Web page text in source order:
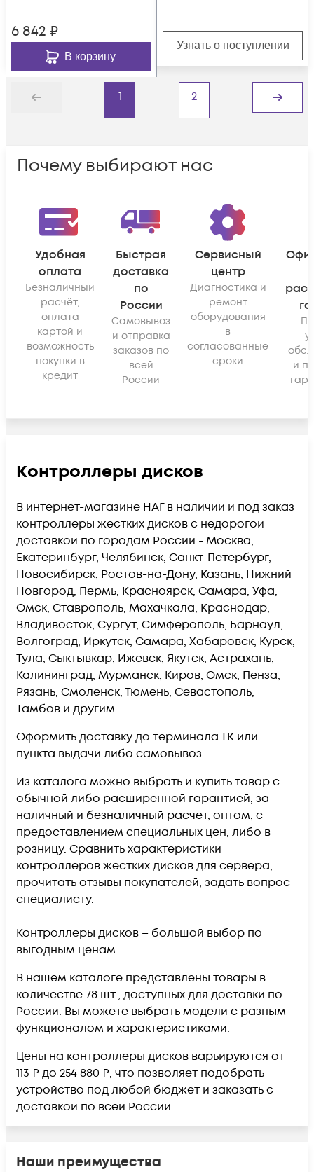
6 842 ₽
В корзину
Узнать о поступлении
Назад
1 2
Дальше
Почему выбирают нас
Удобная
оплата
Безналичный
расчёт,
оплата
картой и
возможность
покупки в
кредит
Быстрая
доставка
по
России
Самовывоз
и отправка
заказов по
всей
России
Сервисный
центр
Диагностика и
ремонт
оборудования
в
согласованные
сроки
и
Контроллеры дисков
В интернет-магазине НАГ в наличии и под заказ
контроллеры жестких дисков с недорогой
доставкой по городам России - Москва,
Екатеринбург, Челябинск, Санкт-Петербург,
Новосибирск, Ростов-на-Дону, Казань, Нижний
Новгород, Пермь, Красноярск, Самара, Уфа,
Омск, Ставрополь, Махачкала, Краснодар,
Владивосток, Сургут, Симферополь, Барнаул,
Волгоград, Иркутск, Самара, Хабаровск, Курск,
Тула, Сыктывкар, Ижевск, Якутск, Астрахань,
Калининград, Мурманск, Киров, Омск, Пенза,
Рязань, Смоленск, Тюмень, Севастополь,
Тамбов и другим.
Оформить доставку до терминала ТК или
пункта выдачи либо самовывоз.
Из каталога можно выбрать и купить товар с
обычной либо расширенной гарантией, за
наличный и безналичный расчет, оптом, с
предоставлением специальных цен, либо в
розницу. Сравнить характеристики
контроллеров жестких дисков для сервера,
прочитать отзывы покупателей, задать вопрос
специалисту.
Контроллеры дисков – большой выбор по
выгодным ценам.
В нашем каталоге представлены товары в
количестве 78 шт., доступных для доставки по
России. Вы можете выбрать модели с разным
функционалом и характеристиками.
Цены на контроллеры дисков варьируются от
113 ₽ до 254 880 ₽, что позволяет подобрать
устройство под любой бюджет и заказать с
доставкой по всей России.
Наши преимущества